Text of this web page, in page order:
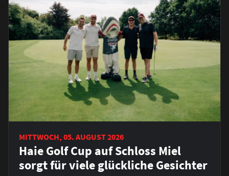
MITTWOCH, 05. AUGUST 2026
Haie Golf Cup auf Schloss Miel
sorgt für viele glückliche Gesichter